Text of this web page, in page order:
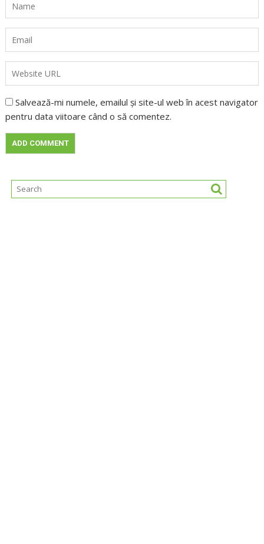
Salvează-mi numele, emailul și site-ul web în acest navigator
pentru data viitoare când o să comentez.